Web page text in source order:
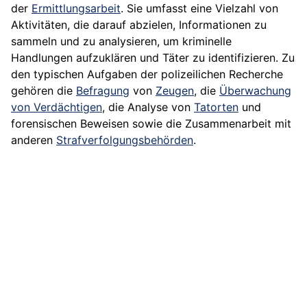
der Ermittlungsarbeit. Sie umfasst eine Vielzahl von
Aktivitäten, die darauf abzielen, Informationen zu
sammeln und zu analysieren, um kriminelle
Handlungen aufzuklären und Täter zu identifizieren. Zu
den typischen Aufgaben der polizeilichen Recherche
gehören die Befragung von Zeugen, die Überwachung
von Verdächtigen, die Analyse von Tatorten und
forensischen Beweisen sowie die Zusammenarbeit mit
anderen Strafverfolgungsbehörden.